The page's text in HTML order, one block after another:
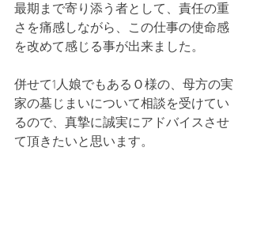
最期まで寄り添う者として、責任の重
さを痛感しながら、この仕事の使命感
を改めて感じる事が出来ました。
併せて1人娘でもあるＯ様の、母方の実
家の墓じまいについて相談を受けてい
るので、真摯に誠実にアドバイスさせ
て頂きたいと思います。